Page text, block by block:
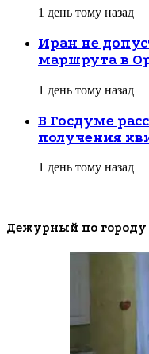
1 день тому назад
Иран не
маршрута в
1 день тому назад
В Госдуме
получения
1 день тому назад
Дежурный по городу